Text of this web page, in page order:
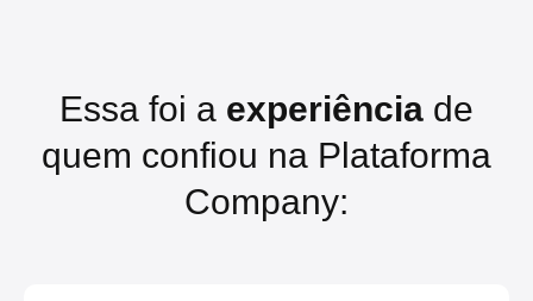
Essa foi a experiência de
quem confiou na Plataforma
Company: